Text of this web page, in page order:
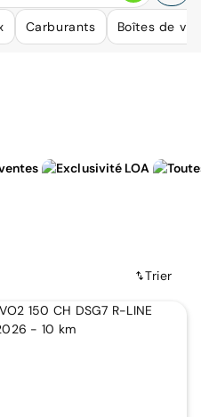
qui pourraient répondre
Carburants Boîtes de
Trier